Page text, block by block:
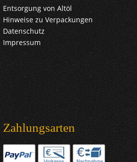
Entsorgung von Altöl
Hinweise zu Verpackungen
Datenschutz
Impressum
Zahlungsarten